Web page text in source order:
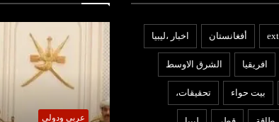
أفغانستان اخبار ،ليبيا
افريقيا الشرق الاوسط
بيت حواء تحقيقات،
عربي ودولي